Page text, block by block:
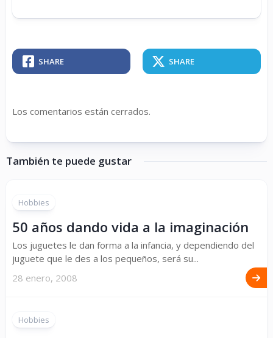
SHARE SHARE
Los comentarios están cerrados.
También te puede gustar
Hobbies
50 años dando vida a la imaginación
Los juguetes le dan forma a la infancia, y dependiendo del
juguete que le des a los pequeños, será su...
28 enero, 2008
Hobbies